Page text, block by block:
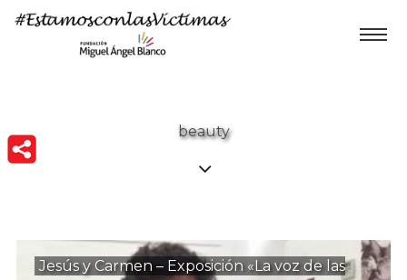
beauty
Jesús y Carmen – Exposición «La voz de las